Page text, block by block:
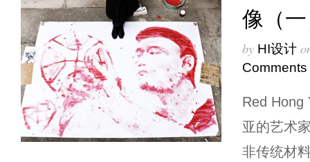
像（
by HI设计
Comments
Red Hong
亚的艺术
非传统材